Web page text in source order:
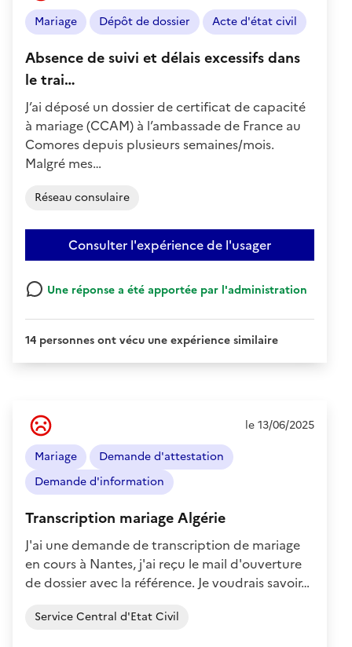
Absence de suivi et délais excessifs dans
le trai…
l'usager
:
Négatif
Mariage
Dépôt de dossier Acte d'état civil
J’ai déposé un dossier de certificat de capacité
à mariage (CCAM) à l’ambassade de France au
Comores depuis plusieurs semaines/mois.
Malgré mes…
Réseau consulaire
Consulter l'expérience de l'usager
Une réponse a été apportée par l'administration
14 personnes ont vécu une expérience similaire
Transcription mariage Algérie
l'usager
:
Négatif
le 13/06/2025
Mariage
Demande d'attestation
Demande d'information
J'ai une demande de transcription de mariage
en cours à Nantes, j'ai reçu le mail d'ouverture
de dossier avec la référence. Je voudrais savoir…
Service Central d'Etat Civil